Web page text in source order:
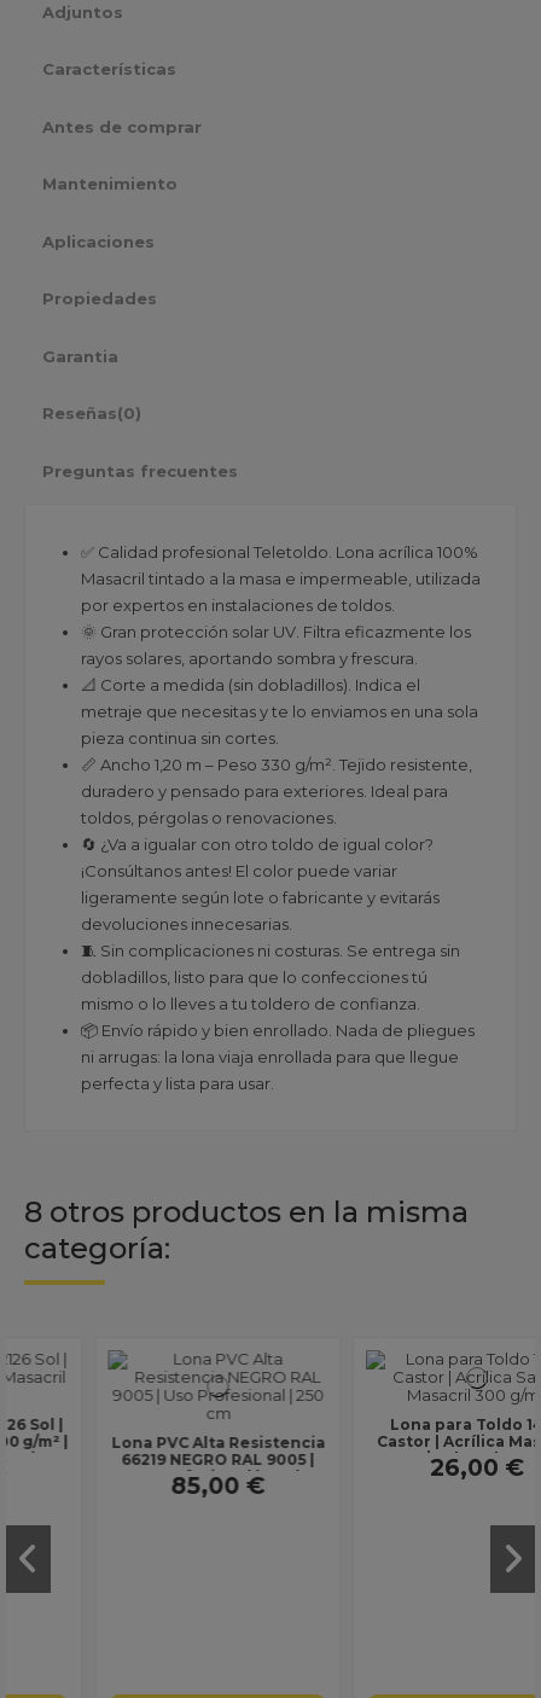
Adjuntos
Características
Antes de comprar
Mantenimiento
Aplicaciones
Propiedades
Garantia
Reseñas(0)
Preguntas frecuentes
✅ Calidad profesional Teletoldo. Lona acrílica 100%
Masacril tintado a la masa e impermeable, utilizada
por expertos en instalaciones de toldos.
🌞 Gran protección solar UV. Filtra eficazmente los
rayos solares, aportando sombra y frescura.
📐 Corte a medida (sin dobladillos). Indica el
metraje que necesitas y te lo enviamos en una sola
pieza continua sin cortes.
📏 Ancho 1,20 m – Peso 330 g/m². Tejido resistente,
duradero y pensado para exteriores. Ideal para
toldos, pérgolas o renovaciones.
🔄 ¿Va a igualar con otro toldo de igual color?
¡Consúltanos antes! El color puede variar
ligeramente según lote o fabricante y evitarás
devoluciones innecesarias.
🧵 Sin complicaciones ni costuras. Se entrega sin
dobladillos, listo para que lo confecciones tú
mismo o lo lleves a tu toldero de confianza.
📦 Envío rápido y bien enrollado. Nada de pliegues
ni arrugas: la lona viaja enrollada para que llegue
perfecta y lista para usar.
8 otros productos en la misma
categoría:
Lona PVC Alta Resistencia
66219 NEGRO RAL 9005 |
Uso Profesional | Ancho
250 cm | Sin...
85,00 €
Lona para Toldo 1463
Castor | Acrílica Masacril
300 g/m² | Ancho 1,20 m |
Lona sin...
26,00 €